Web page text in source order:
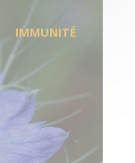
IMMUNITÉ